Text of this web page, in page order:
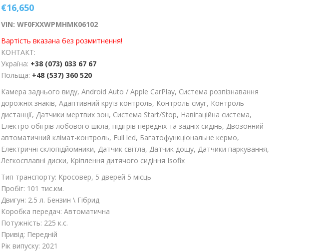
€16,650
VIN: WF0FXXWPMHMK06102
Вартість вказана без розмитнення!
КОНТАКТ:
Україна: +38 (073) 033 67 67
Польща: +48 (537) 360 520
Камера заднього виду, Android Auto / Apple CarPlay, Система розпізнавання
дорожніх знаків, Адаптивний круїз контроль, Контроль смуг, Контроль
дистанції, Датчики мертвих зон, Система Start/Stop, Навігаційна система,
Електро обігрів лобового шкла, підігрів передніх та задніх сидінь, Двозонний
автоматичний клімат-контроль, Full led, Багатофункціональне кермо,
Електричні склопідйомники, Датчик світла, Датчик дощу, Датчики паркування,
Легкосплавні диски, Кріплення дитячого сидіння Isofix
Тип транспорту: Кросовер, 5 дверей 5 місць
Пробіг: 101 тис.км.
Двигун: 2.5 л. Бензин \ Гібрид
Коробка передач: Автоматична
Потужність: 225 к.с.
Привід: Передній
Рік випуску: 2021